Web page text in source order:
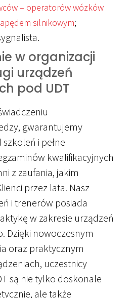
– operatorów wózków
silnikowym;
w organizacji
urządzeń
pod UDT
gwarantujemy
i pełne
kwalifikacyjnych
z zaufania, jakim
przez lata. Nasz
i trenerów posiada
w zakresie urządzeń
Dzięki nowoczesnym
oraz praktycznym
uczestnicy
są nie tylko doskonale
ale także